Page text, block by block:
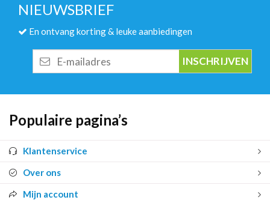
NIEUWSBRIEF
En ontvang korting & leuke aanbiedingen
mailadres
Populaire pagina’s
Klantenservice
Over ons
Mijn account